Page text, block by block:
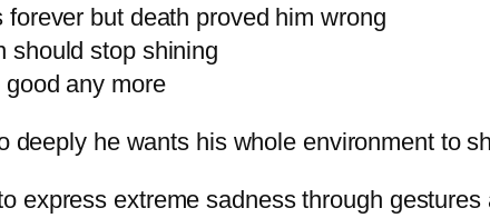
but death proved him wrong
should stop shining
any more
deeply he wants his whole environment to
extreme sadness through